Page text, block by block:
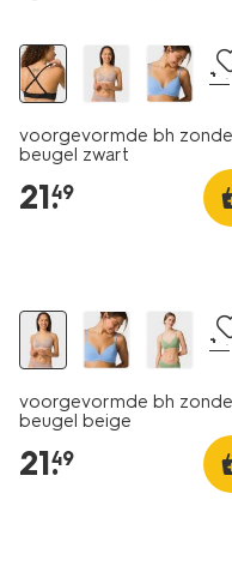
+4
voorgevormde bh
beugel zwart
21.
49
+4
voorgevormde bh
beugel beige
21.
49